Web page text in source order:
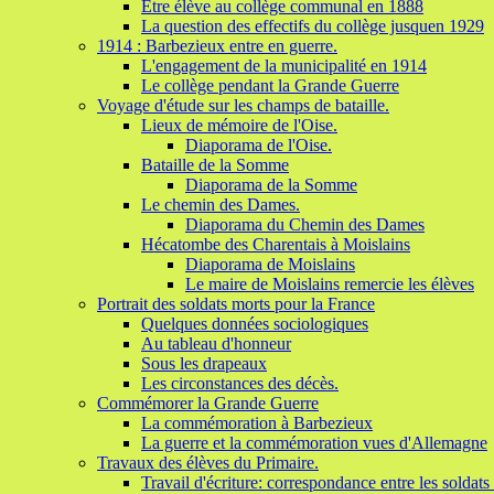
Etre élève au collège communal en 1888
La question des effectifs du collège jusquen 1929
1914 : Barbezieux entre en guerre.
L'engagement de la municipalité en 1914
Le collège pendant la Grande Guerre
Voyage d'étude sur les champs de bataille.
Lieux de mémoire de l'Oise.
Diaporama de l'Oise.
Bataille de la Somme
Diaporama de la Somme
Le chemin des Dames.
Diaporama du Chemin des Dames
Hécatombe des Charentais à Moislains
Diaporama de Moislains
Le maire de Moislains remercie les élèves
Portrait des soldats morts pour la France
Quelques données sociologiques
Au tableau d'honneur
Sous les drapeaux
Les circonstances des décès.
Commémorer la Grande Guerre
La commémoration à Barbezieux
La guerre et la commémoration vues d'Allemagne
Travaux des élèves du Primaire.
Travail d'écriture: correspondance entre les soldats